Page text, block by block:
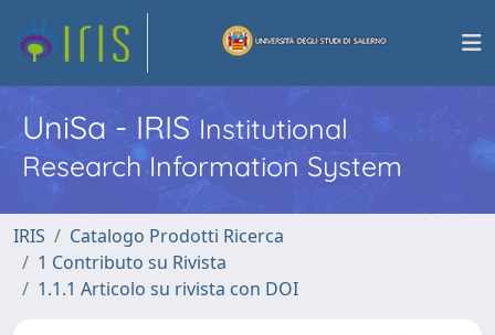
UniSa - IRISInstitutional
Research Information System
IRIS
Catalogo Prodotti Ricerca
1 Contributo su Rivista
1.1.1 Articolo su rivista con DOI